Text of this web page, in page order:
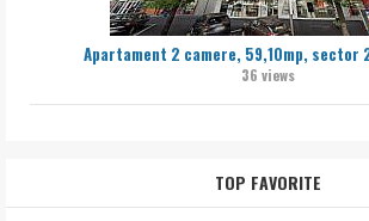
Apartament 2 camere, 59,10mp, sector
36 views
TOP FAVORITE